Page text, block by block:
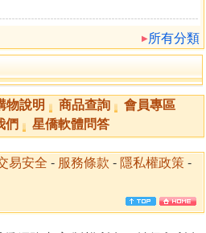
所有分類
物說明 商品查詢
會員專區
們 星僑軟體問答
易安全 - 服務條款 - 隱私權政策 -